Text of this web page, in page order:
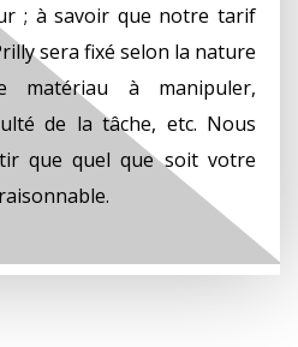
; à savoir que notre tarif
sera fixé selon la nature
à manipuler,
de la tâche, etc. Nous
que quel que soit votre